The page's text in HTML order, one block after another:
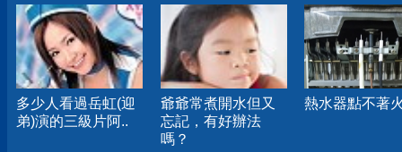
多少人看過岳虹(迎
弟)演的三級片阿..
爺爺常煮開水但又
忘記，有好辦法
嗎？
熱水器點不著